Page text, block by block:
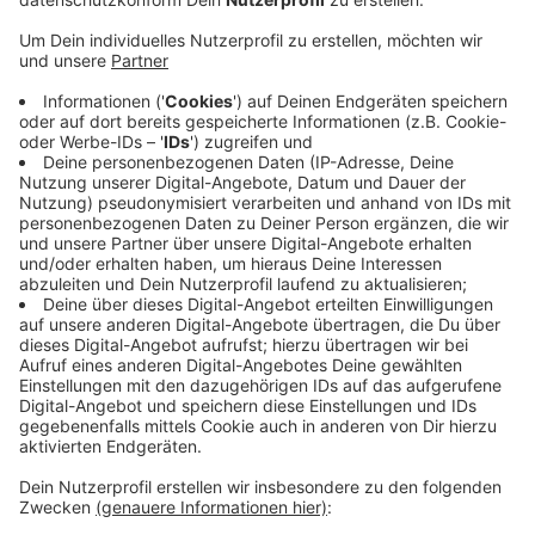
Anzeige
Musik machen ist für Adel Tawil vor allem etwas, was
man gemeinsam macht. Wir erreichen ihn am Telefon
bei seiner Familie bei 40 Grad in el-Guna, Ägypten an
der Küste des Roten Meers. Die ersten Wochen war er
nur zu Hause und hat ein bisschen für sich Musik
gemacht. Über Kontakte hat er dann andere Musiker in
dem Küstenort kennengelernt und schnell ist die Idee
entstanden, dass man doch gemeinsam Musik machen
könne. Gesagt, getan! Das Ergebnis könnt ihr euch hier
anschauen. (Start 10.06. / 18:30 Uhr).
Anzeige